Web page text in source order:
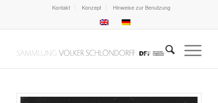
Kontakt Konzept Hinweise zur Benutzung